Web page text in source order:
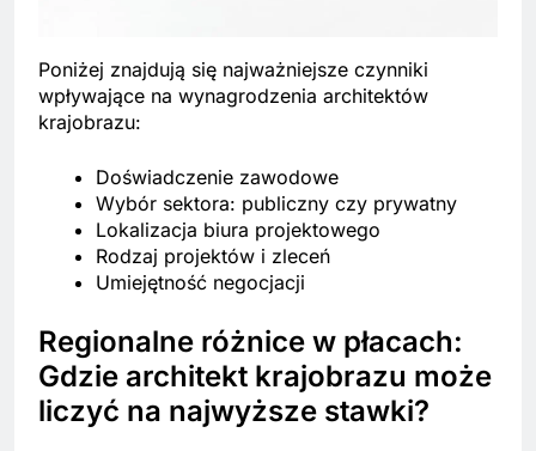
Poniżej znajdują się najważniejsze czynniki
wpływające na wynagrodzenia architektów
krajobrazu:
Doświadczenie zawodowe
Wybór sektora: publiczny czy prywatny
Lokalizacja biura projektowego
Rodzaj projektów i zleceń
Umiejętność negocjacji
Regionalne różnice w płacach:
Gdzie architekt krajobrazu może
liczyć na najwyższe stawki?